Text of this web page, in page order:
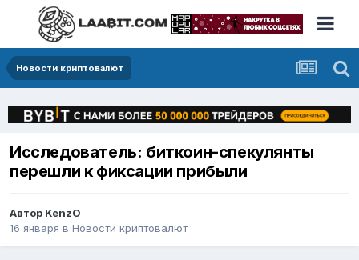
Новости криптовалют
Исследователь: биткоин-спекулянты
перешли к фиксации прибыли
Автор KenzO
16 января в Новости криптовалют